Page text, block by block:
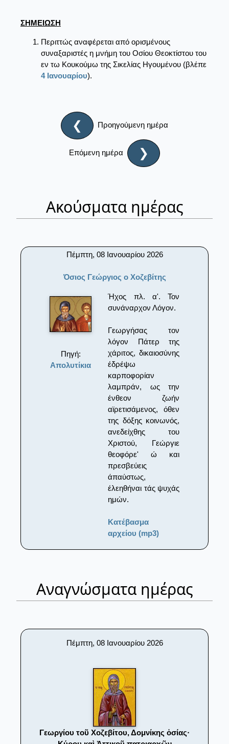
ΣΗΜΕΙΩΣΗ
Περιττώς αναφέρεται από ορισμένους
συναξαριστές η μνήμη του Οσίου Θεοκτίστου του
εν τω Κουκούμω της Σικελίας Hγουμένου (βλέπε
4 Ιανουαρίου).
❮ Προηγούμενη ημέρα
Επόμενη ημέρα ❯
Ακούσματα ημέρας
Πέμπτη, 08 Ιανουαρίου 2026
Όσιος Γεώργιος ο Χοζεβίτης
Πηγή:
Απολυτίκια
Ήχος πλ. α'. Τον
συνάναρχον Λόγον.
Γεωργήσας τον
λόγον Πάτερ της
χάριτος, δικαιοσύνης
έδρέψω
καρποφορίαν
λαμπράν, ως την
ένθεον ζωήν
αϊρετισάμενος, όθεν
της δόξης κοινωνός,
ανεδείχθης του
Χριστού, Γεώργιε
θεοφόρε' ώ και
πρεσβεύεις
άπαύστως,
έλεηθήναι τάς ψυχάς
ημών.
Κατέβασμα
αρχείου (mp3)
Αναγνώσματα ημέρας
Πέμπτη, 08 Ιανουαρίου 2026
Γεωργίου τοῦ Χοζεβίτου, Δομνίκης ὁσίας·